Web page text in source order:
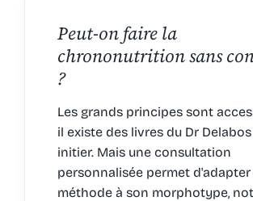
Peut-on faire la
chrononutrition sans
?
Les grands principes sont
il existe des livres du Dr
initier. Mais une consultation
personnalisée permet d'adapter
méthode à son morphotype,